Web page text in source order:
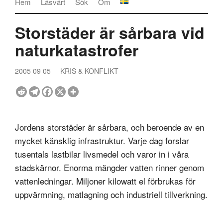
Storstäder är sårbara vid
naturkatastrofer
2005 09 05 KRIS & KONFLIKT
Jordens storstäder är sårbara, och beroende av en
mycket känsklig infrastruktur. Varje dag forslar
tusentals lastbilar livsmedel och varor in i våra
stadskärnor. Enorma mängder vatten rinner genom
vattenledningar. Miljoner kilowatt el förbrukas för
uppvärmning, matlagning och industriell tillverkning.